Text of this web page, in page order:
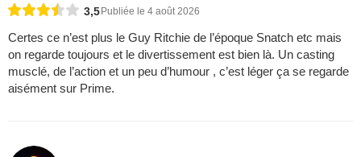
3,5 Publiée le 4 août 2026
Certes ce n’est plus le Guy Ritchie de l’époque Snatch etc mais
on regarde toujours et le divertissement est bien là. Un casting
musclé, de l’action et un peu d’humour , c’est léger ça se regarde
aisément sur Prime.